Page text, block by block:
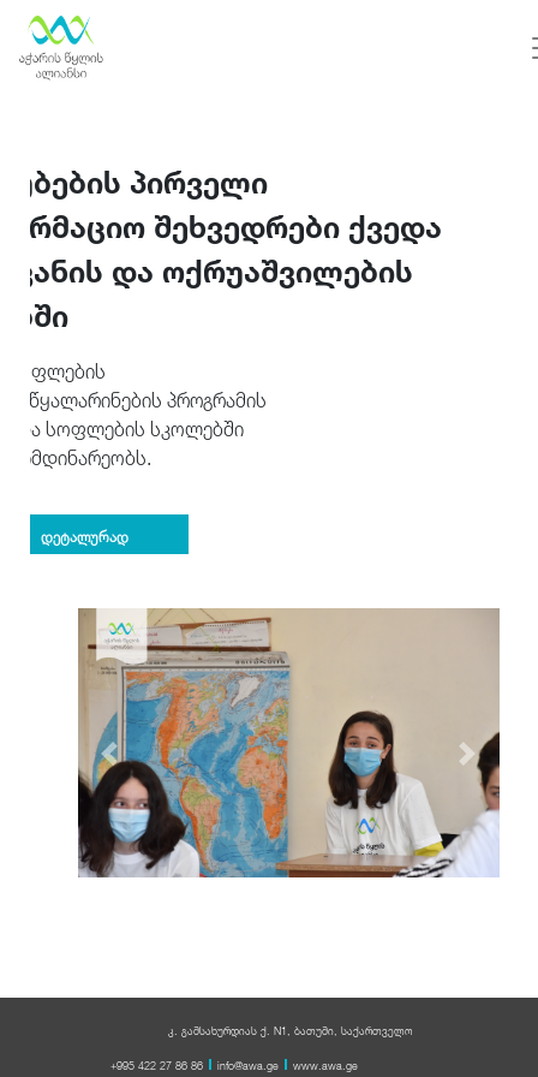
პირველი
შეხვედრები ქვედა
და ოქრუაშვილების
სოფლების
წყალარინების პროგრამის
და სოფლების სკოლებში
მიმდინარეობს.
დეტალურად
Previous Next
კ. გამსახურდიას ქ. N1, ბათუმი, საქართველო
+995 422 27 86 86
info@awa.ge www.awa.ge